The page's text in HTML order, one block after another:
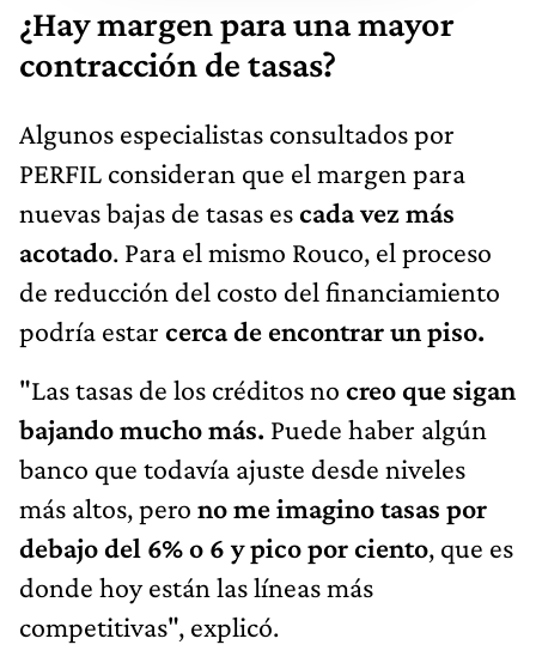
¿Hay margen para una mayor
contracción de tasas?
Algunos especialistas consultados por
PERFIL consideran que el margen para
nuevas bajas de tasas escada vez más
acotado. Para el mismo Rouco, el proceso
de reducción del costo del financiamiento
podría estar cerca de encontrar un piso.
"Las tasas de los créditos no creo que sigan
bajando mucho más. Puede haber algún
banco que todavía ajuste desde niveles
más altos, pero no me imagino tasas por
debajo del 6% o 6 y pico por ciento, que es
donde hoy están las líneas más
competitivas", explicó.